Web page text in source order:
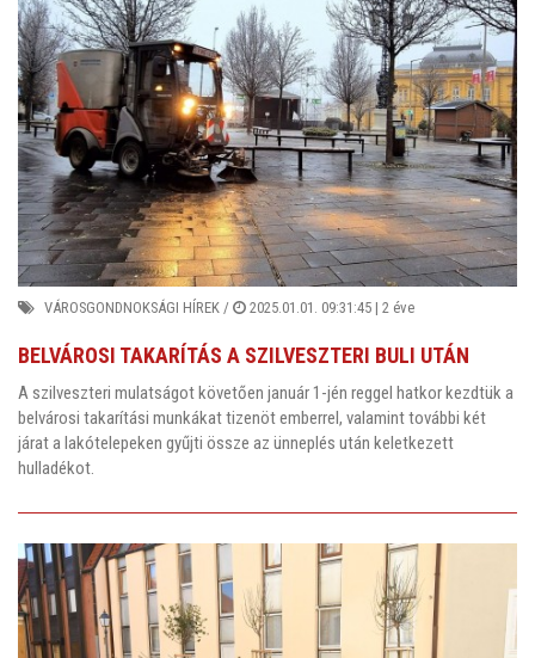
VÁROSGONDNOKSÁGI HÍREK / 2025.01.01. 09:31:45 | 2 éve
BELVÁROSI TAKARÍTÁS A SZILVESZTERI BULI UTÁN
A szilveszteri mulatságot követően január 1-jén reggel hatkor kezdtük a
belvárosi takarítási munkákat tizenöt emberrel, valamint további két
járat a lakótelepeken gyűjti össze az ünneplés után keletkezett
hulladékot.